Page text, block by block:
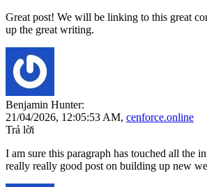
Great post! We will be linking to this great
up the great writing.
Benjamin Hunter:
21/04/2026, 12:05:53 AM, cenforce.online
Trả lời
I am sure this paragraph has touched all the
really really good post on building up new